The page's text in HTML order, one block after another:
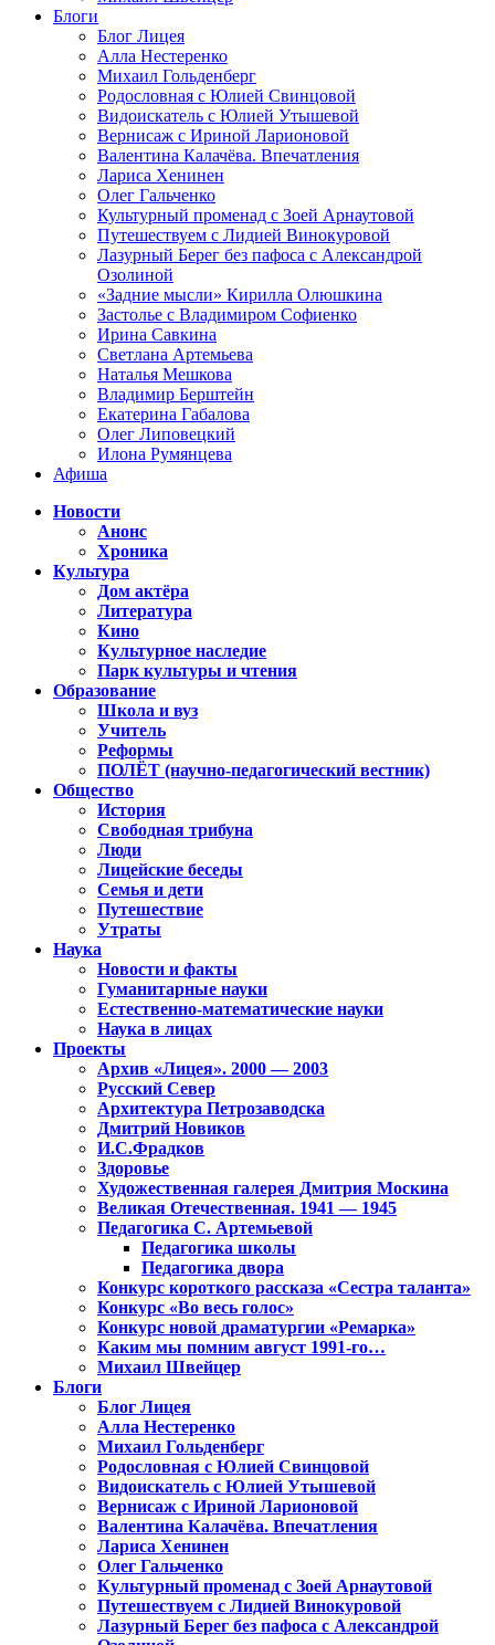
Блоги
Блог Лицея
Алла Нестеренко
Михаил Гольденберг
Родословная с Юлией Свинцовой
Видоискатель с Юлией Утышевой
Вернисаж с Ириной Ларионовой
Валентина Калачёва. Впечатления
Лариса Хенинен
Олег Гальченко
Культурный променад с Зоей Арнаутовой
Путешествуем с Лидией Винокуровой
Лазурный Берег без пафоса с Александрой
Озолиной
«Задние мысли» Кирилла Олюшкина
Застолье с Владимиром Софиенко
Ирина Савкина
Светлана Артемьева
Наталья Мешкова
Владимир Берштейн
Екатерина Габалова
Олег Липовецкий
Илона Румянцева
Афиша
Новости
Анонс
Хроника
Культура
Дом актёра
Литература
Кино
Культурное наследие
Парк культуры и чтения
Образование
Школа и вуз
Учитель
Реформы
ПОЛЁТ (научно-педагогический вестник)
Общество
История
Свободная трибуна
Люди
Лицейские беседы
Семья и дети
Путешествие
Утраты
Наука
Новости и факты
Гуманитарные науки
Естественно-математические науки
Наука в лицах
Проекты
Архив «Лицея». 2000 — 2003
Русский Север
Архитектура Петрозаводска
Дмитрий Новиков
И.С.Фрадков
Здоровье
Художественная галерея Дмитрия Москина
Великая Отечественная. 1941 — 1945
Педагогика С. Артемьевой
Педагогика школы
Педагогика двора
Конкурс короткого рассказа «Сестра таланта»
Конкурс «Во весь голос»
Конкурс новой драматургии «Ремарка»
Каким мы помним август 1991-го…
Михаил Швейцер
Блоги
Блог Лицея
Алла Нестеренко
Михаил Гольденберг
Родословная с Юлией Свинцовой
Видоискатель с Юлией Утышевой
Вернисаж с Ириной Ларионовой
Валентина Калачёва. Впечатления
Лариса Хенинен
Олег Гальченко
Культурный променад с Зоей Арнаутовой
Путешествуем с Лидией Винокуровой
Лазурный Берег без пафоса с Александрой